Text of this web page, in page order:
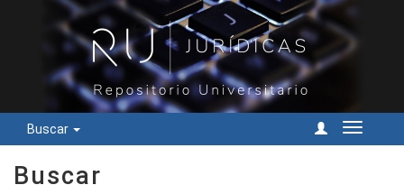
Buscar
Cambiar
Buscar